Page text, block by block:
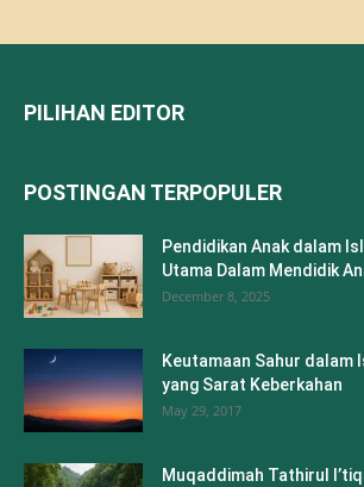
PILIHAN EDITOR
POSTINGAN TERPOPULER
Pendidikan Anak dalam
Utama Dalam Mendidik
December 8, 2025
Keutamaan Sahur dalam
yang Sarat Keberkahan
May 29, 2017
Muqaddimah Tathirul